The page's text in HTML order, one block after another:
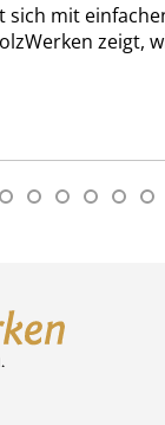
sich mit
zeigt,